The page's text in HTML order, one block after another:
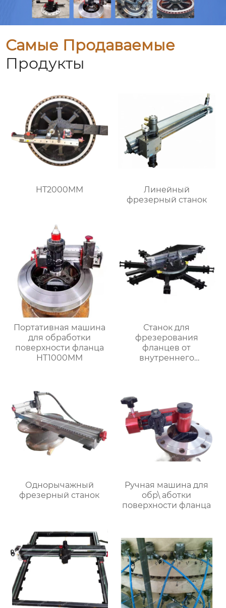
Самые Продаваемые
Продукты
HT2000MM
Линейный
фрезерный станок
Портативная машина
для обработки
поверхности фланца
HT1000MM
Станок для
фрезерования
фланцев от
внутреннего
Однорычажный
фрезерный станок
Ручная машина для
обр\ аботки
поверхности фланца